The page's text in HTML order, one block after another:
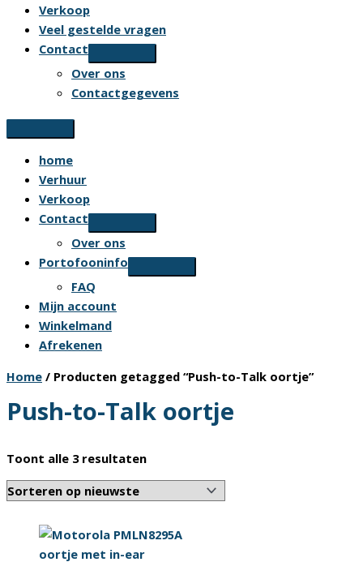
Verkoop
Veel gestelde vragen
Contact
Over ons
Contactgegevens
home
Verhuur
Verkoop
Contact
Over ons
Portofooninfo
FAQ
Mijn account
Winkelmand
Afrekenen
Home / Producten getagged “Push-to-Talk oortje”
Push-to-Talk oortje
Toont alle 3 resultatenGesorteerd
op
nieuwste